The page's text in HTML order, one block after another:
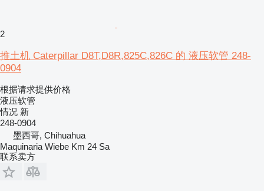
2
推土机 Caterpillar D8T,D8R,825C,826C 的 液压软管 248-
0904
根据请求提供价格
液压软管
情况 新
248-0904
墨西哥, Chihuahua
Maquinaria Wiebe Km 24 Sa
联系卖方